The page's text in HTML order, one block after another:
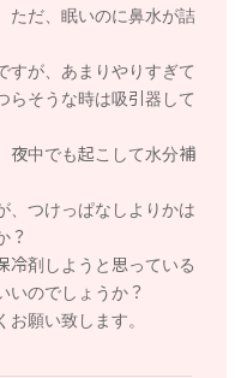
。
ただ、眠いのに鼻水が詰
すが、あまりやりすぎて
らそうな時は吸引器して
夜中でも起こして水分補
、つけっぱなしよりかは
？
冷剤しようと思っている
いのでしょうか？
お願い致します。